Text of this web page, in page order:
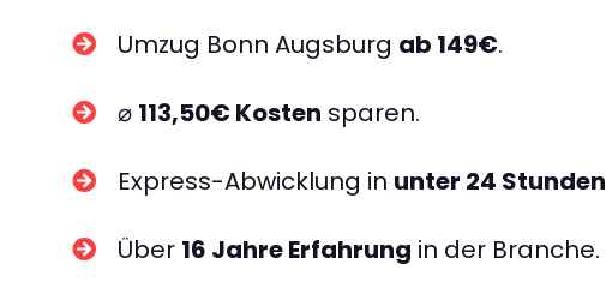
Umzug Bonn Augsburg ab 149€.
⌀ 113,50€ Kosten sparen.
Express-Abwicklung in unter 24 Stunden
Über 16 Jahre Erfahrung in der Branche.